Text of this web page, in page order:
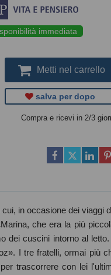
immediata
Metti nel carrello
salva per dopo
Compra e ricevi in 2/3
in occasione dei viaggi
che era la più
dei cuscini intorno al letto.
I tre fratelli, ormai più
trascorrere con lei